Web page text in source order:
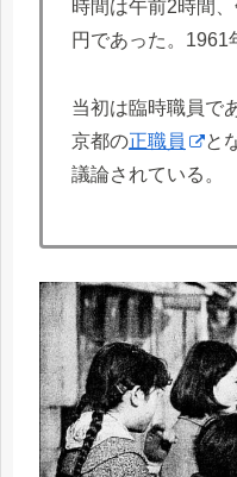
時間は午前2時間
円であった。1961
当初は臨時職員で
京都の正職員
と
議論されている。